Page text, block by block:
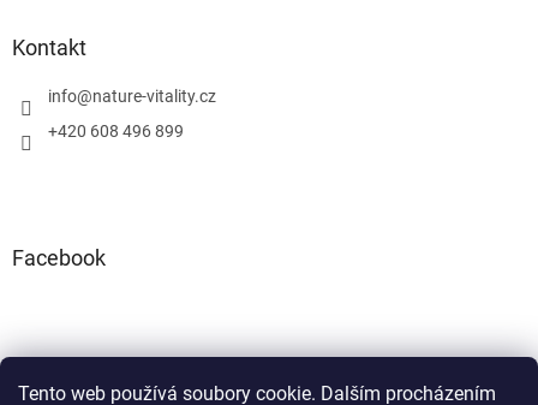
Tento web používá soubory cookie. Dalším procházením
Kontakt
info@nature-vitality.cz
+420 608 496 899
Facebook